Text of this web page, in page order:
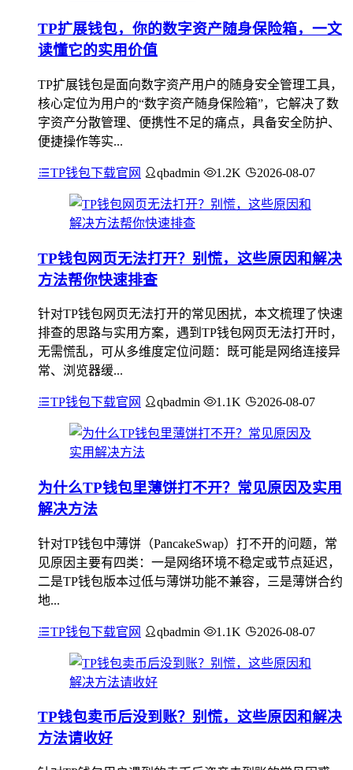
TP扩展钱包，你的数字资产随身保险箱，一文
读懂它的实用价值
TP扩展钱包是面向数字资产用户的随身安全管理工具，
核心定位为用户的“数字资产随身保险箱”，它解决了数
字资产分散管理、便携性不足的痛点，具备安全防护、
便捷操作等实...
TP钱包下载官网 qbadmin 1.2K 2026-08-07
TP钱包网页无法打开？别慌，这些原因和解决
方法帮你快速排查
针对TP钱包网页无法打开的常见困扰，本文梳理了快速
排查的思路与实用方案，遇到TP钱包网页无法打开时，
无需慌乱，可从多维度定位问题：既可能是网络连接异
常、浏览器缓...
TP钱包下载官网 qbadmin 1.1K 2026-08-07
为什么TP钱包里薄饼打不开？常见原因及实用
解决方法
针对TP钱包中薄饼（PancakeSwap）打不开的问题，常
见原因主要有四类：一是网络环境不稳定或节点延迟，
二是TP钱包版本过低与薄饼功能不兼容，三是薄饼合约
地...
TP钱包下载官网 qbadmin 1.1K 2026-08-07
TP钱包卖币后没到账？别慌，这些原因和解决
方法请收好